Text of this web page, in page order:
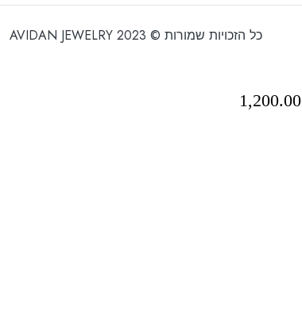
כל הזכויות שמורות © 2023 AVIDAN JEWELRY
1,200.00